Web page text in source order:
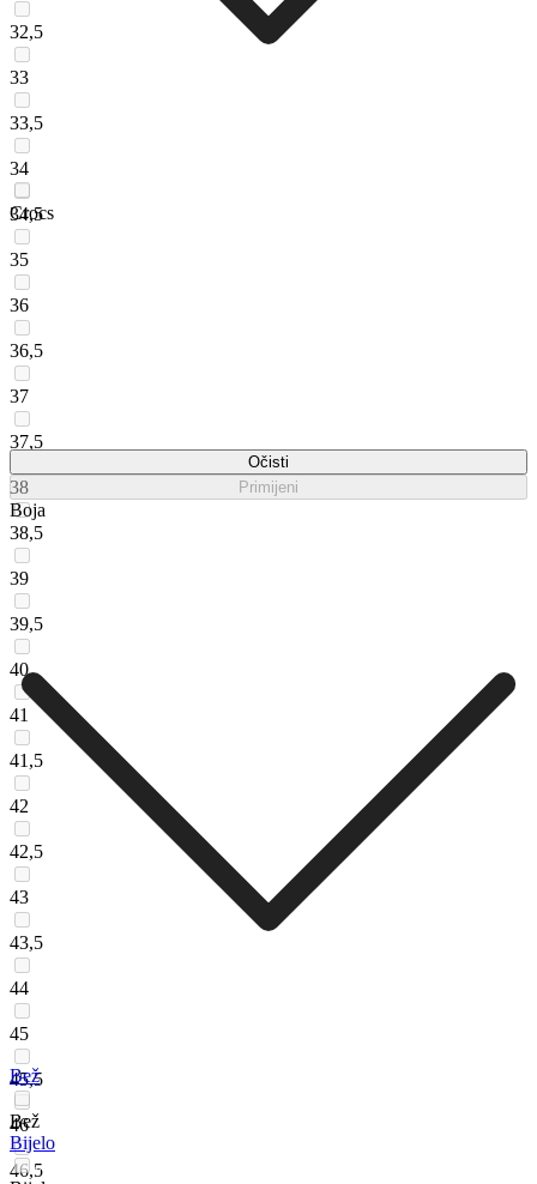
32,5
33
33,5
34
34,5
35
36
36,5
37
37,5
38
38,5
39
39,5
40
41
41,5
42
42,5
43
43,5
44
45
45,5
46
46,5
Crocs
Očisti
Primijeni
Boja
Bež
Bež
Bijelo